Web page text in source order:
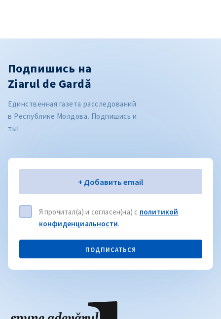
Подпишись на
Ziarul de Gardă
Единственная газета расследований
в Республике Молдова. Подпишись и
ты!
Электронная почта+ Добавить email
Я прочитал(а) и согласен(на) с политикой
конфиденциальности.
ПОДПИСАТЬСЯ